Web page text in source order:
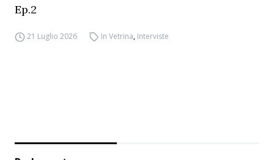
Ep.2
21 Luglio 2026 In Vetrina, Interviste